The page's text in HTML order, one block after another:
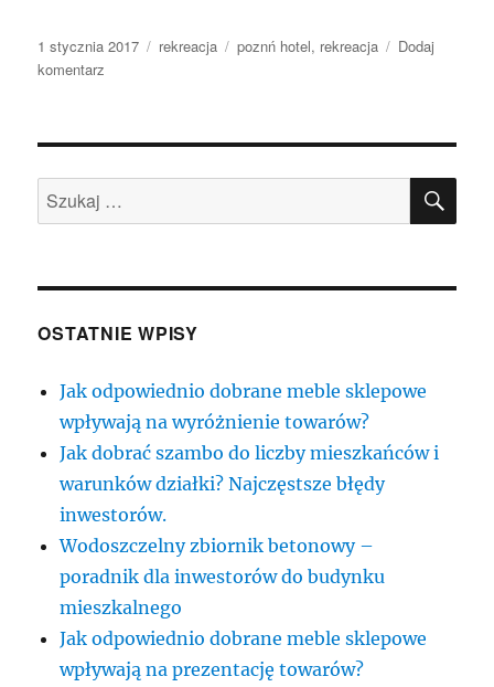
Data
publikacji
1 stycznia 2017 Kategorie
rekreacja Tagi
poznń hotel, rekreacja
Dodaj
komentarz
za
każdym
razem
last
minute
Szukaj:
OSTATNIE WPISY
Jak odpowiednio dobrane meble sklepowe
wpływają na wyróżnienie towarów?
Jak dobrać szambo do liczby mieszkańców i
warunków działki? Najczęstsze błędy
inwestorów.
Wodoszczelny zbiornik betonowy –
poradnik dla inwestorów do budynku
mieszkalnego
Jak odpowiednio dobrane meble sklepowe
wpływają na prezentację towarów?